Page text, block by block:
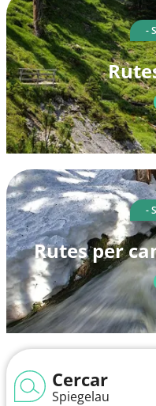
-
-
Rutes per
Cercar
Spiegelau